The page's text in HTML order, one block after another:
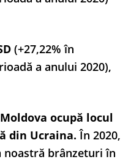
(+27,22% în
a anului 2020),
ocupă locul
din Ucraina.În 2020,
noastră brânzeturi în